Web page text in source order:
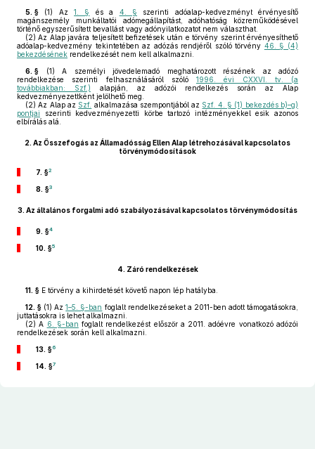
5. § (1) Az1. § és a 4. § szerinti adóalap-kedvezményt érvényesítő
magánszemély munkáltatói adómegállapítást, adóhatóság közreműködésével
történő egyszerűsített bevallást vagy adónyilatkozatot nem választhat.
(2) Az Alap javára teljesített befizetések után e törvény szerint érvényesíthető
adóalap-kedvezmény tekintetében az adózás rendjéről szóló törvény 46. § (4)
bekezdésének rendelkezését nem kell alkalmazni.
6. § (1) A személyi jövedelemadó meghatározott részének az adózó
rendelkezése szerinti felhasználásáról szóló 1996. évi CXXVI. tv. (a
továbbiakban: Szf.) alapján, az adózói rendelkezés során az Alap
kedvezményezettként jelölhető meg.
(2) Az Alap az Szf. alkalmazása szempontjából az Szf. 4. § (1) bekezdés b)–g)
pontjai szerinti kedvezményezetti körbe tartozó intézményekkel esik azonos
elbírálás alá.
2. Az Összefogás az Államadósság Ellen Alap létrehozásával kapcsolatos
törvénymódosítások
7. §2
8. §3
3. Az általános forgalmi adó szabályozásával kapcsolatos törvénymódosítás
9. §4
10. §5
4. Záró rendelkezések
11. § E törvény a kihirdetését követő napon lép hatályba.
12. § (1) Az1–5. §-ban foglalt rendelkezéseket a 2011-ben adott támogatásokra,
juttatásokra is lehet alkalmazni.
(2) A 6. §-ban foglalt rendelkezést először a 2011. adóévre vonatkozó adózói
rendelkezések során kell alkalmazni.
13. §6
14. §7